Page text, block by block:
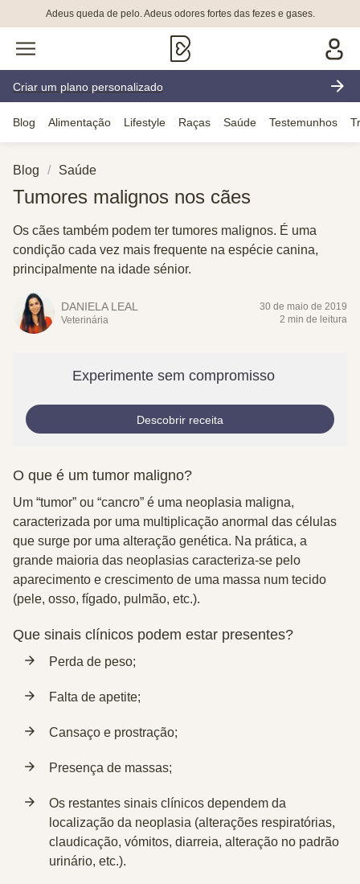
Adeus queda de pelo. Adeus odores fortes das fezes e gases.
Criar um plano personalizado
Blog Alimentação Lifestyle Raças Saúde Testemunhos
Blog Saúde
Tumores malignos nos cães
Os cães também podem ter tumores malignos. É uma
condição cada vez mais frequente na espécie canina,
principalmente na idade sénior.
DANIELA LEAL
Veterinária
30 de maio de 2019
2 min de leitura
Experimente sem compromisso
Descobrir receita
O que é um tumor maligno?
Um “tumor” ou “cancro” é uma neoplasia maligna,
caracterizada por uma multiplicação anormal das células
que surge por uma alteração genética. Na prática, a
grande maioria das neoplasias caracteriza-se pelo
aparecimento e crescimento de uma massa num tecido
(pele, osso, fígado, pulmão, etc.).
Que sinais clínicos podem estar presentes?
Perda de peso;
Falta de apetite;
Cansaço e prostração;
Presença de massas;
Os restantes sinais clínicos dependem da
localização da neoplasia (alterações respiratórias,
claudicação, vómitos, diarreia, alteração no padrão
urinário, etc.).